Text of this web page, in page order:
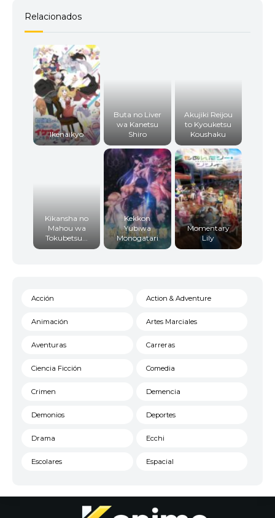
Relacionados
Ikenaikyo
Buta no Liver
wa Kanetsu
Shiro
Akujiki Reijou
to Kyouketsu
Koushaku
Kikansha no
Mahou wa
Tokubetsu...
Kekkon
Yubiwa
Monogatari
Momentary
Lily
Acción Action & Adventure
Animación Artes Marciales
Aventuras Carreras
Ciencia Ficción Comedia
Crimen Demencia
Demonios Deportes
Drama Ecchi
Escolares Espacial
Historico